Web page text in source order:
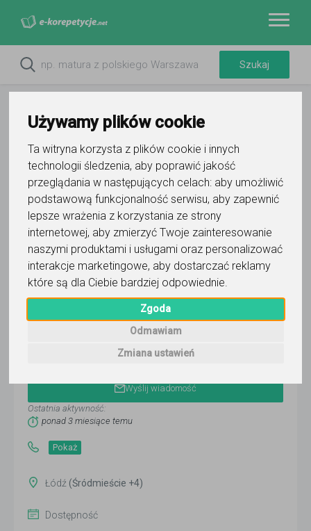
Używamy plików cookie
Ta witryna korzysta z plików cookie i innych
technologii śledzenia, aby poprawić jakość
przeglądania w następujących celach: aby umożliwić
podstawową funkcjonalność serwisu, aby zapewnić
lepsze wrażenia z korzystania ze strony
internetowej, aby zmierzyć Twoje zainteresowanie
naszymi produktami i usługami oraz personalizować
interakcje marketingowe, aby dostarczać reklamy
które są dla Ciebie bardziej odpowiednie.
Zgoda
Odmawiam
Zmiana ustawień
Do ulubionych
Oznacz wystąpienie kontaktu
Matus Kohutek
Wyślij wiadomość
Ostatnia aktywność:
ponad 3 miesiące temu
Pokaż
Łódź (Śródmieście +4)
Dostępność